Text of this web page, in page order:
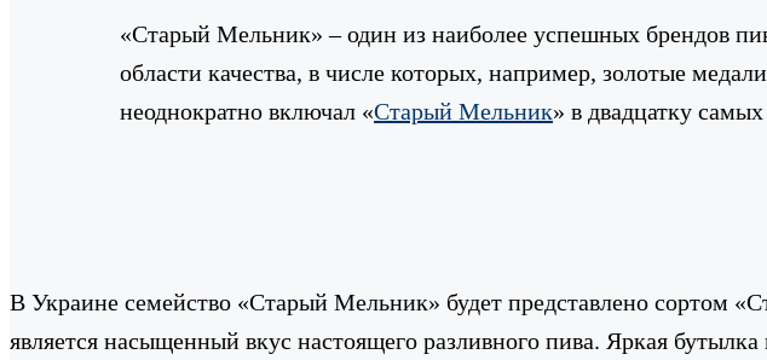
«Старый Мельник» – один из наиболее успешных брендов
области качества, в числе которых, например, золотые
неоднократно включал «Старый Мельник» в двадцатку
В Украине семейство «Старый Мельник» будет представлено сортом
является насыщенный вкус настоящего разливного пива. Яркая